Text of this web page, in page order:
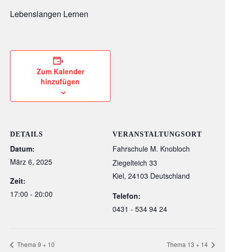
Lebenslangen Lernen
Zum Kalender
hinzufügen
DETAILS
Datum:
März 6, 2025
Zeit:
17:00 - 20:00
VERANSTALTUNGSORT
Fahrschule M. Knobloch
Ziegelteich 33
Kiel, 24103 Deutschland
Telefon:
0431 - 534 94 24
Thema 9 + 10 Thema 13 + 14